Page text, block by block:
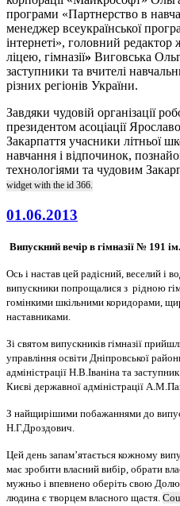
програми «Партнерство в
менеджер всеукраїнської
інтернеті», головний
ліцею, гімназії» Виговська
заступники та вчителі
різних регіонів України.
Завдяки чудовій організації
президентом асоціації
Закарпаття учасники літньої
навчання і відпочинок,
технологіями та чудовим
widget with the id 366.
01.06.2013
Випускний вечір в гімназії № 191
Ось і настав цей радісний, веселий і
випускники попрощалися з рідною
гомінкими шкільними коридорами,
наставниками.
Зі святом випускників гімназії
управління освіти Дніпровської
адміністрації Н.В.Іваніна та
Києві державної адміністрації
З найщирішими побажаннями до
Н.Г.Дроздович.
Цей день запам’ятається кожному
має зробити власний вибір, обрати
мужньо і впевнено оберіть свою Долю
людина є творцем власного щастя.